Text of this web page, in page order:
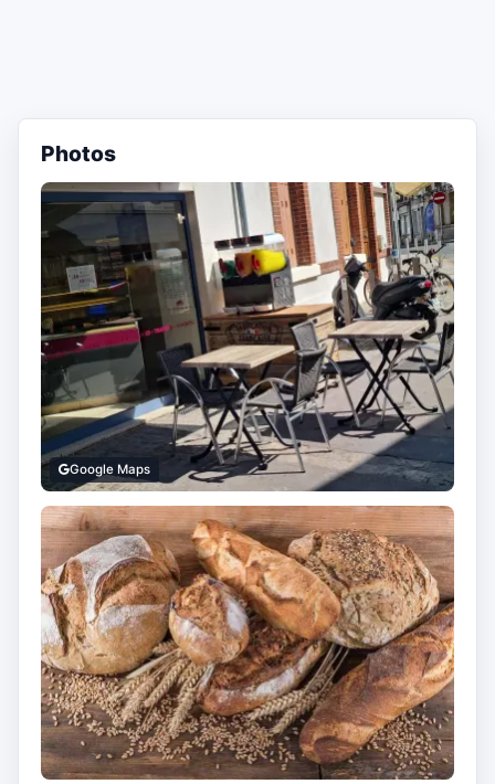
Photos
Google Maps